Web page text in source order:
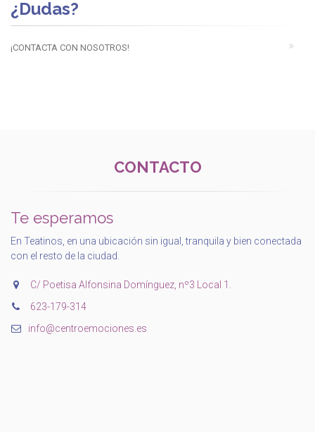
¿Dudas?
¡CONTACTA CON NOSOTROS!
CONTACTO
Te esperamos
En Teatinos, en una ubicación sin igual, tranquila y bien conectada
con el resto de la ciudad.
C/ Poetisa Alfonsina Domínguez, nº3 Local 1.
‭623-179-314‬
info@centroemociones.es